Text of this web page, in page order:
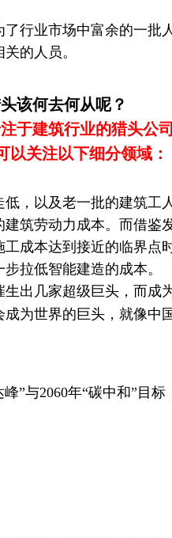
行业市场中富余的一批
的人员。
该何去何从呢？
于建筑行业的猎头公
以关注以下细分领域：
，以及老一批的建筑工
筑劳动力成本。而借鉴
成本达到接近的临界点
拉低智能建造的成本。
出几家超级巨头，而成
为世界的巨头，就像中
”与2060年“碳中和”目